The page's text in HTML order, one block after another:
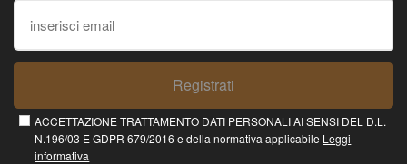
Registrati
ACCETTAZIONE TRATTAMENTO DATI PERSONALI AI SENSI DEL D.L.
N.196/03 E GDPR 679/2016 e della normativa applicabile Leggi
informativa